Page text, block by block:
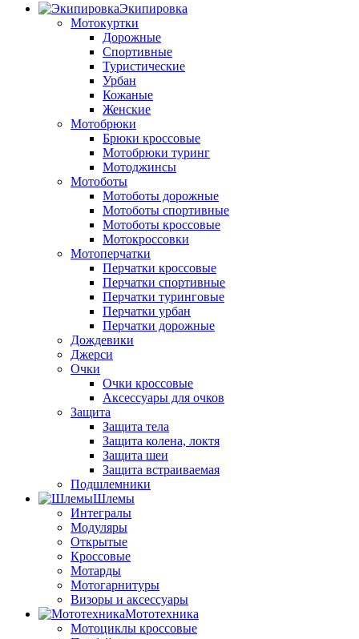
Экипировка
Мотокуртки
Дорожные
Спортивные
Туристические
Урбан
Кожаные
Женские
Мотобрюки
Брюки кроссовые
Мотобрюки туринг
Мотоджинсы
Мотоботы
Мотоботы дорожные
Мотоботы спортивные
Мотоботы кроссовые
Мотокроссовки
Мотоперчатки
Перчатки кроссовые
Перчатки спортивные
Перчатки туринговые
Перчатки урбан
Перчатки дорожные
Дождевики
Джерси
Очки
Очки кроссовые
Аксессуары для очков
Защита
Защита тела
Защита колена, локтя
Защита шеи
Защита встраиваемая
Подшлемники
Шлемы
Интегралы
Модуляры
Открытые
Кроссовые
Мотарды
Мотогарнитуры
Визоры и аксессуары
Мототехника
Мотоциклы кроссовые